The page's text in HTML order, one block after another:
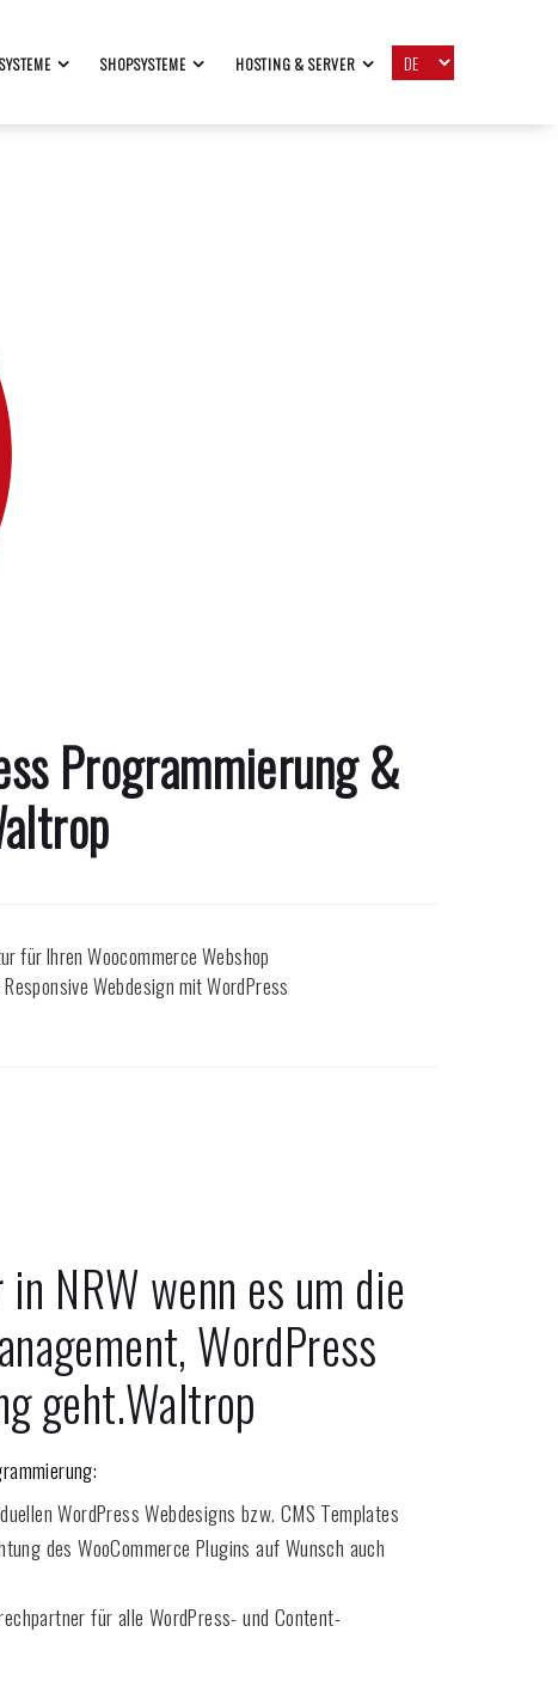
SHOPSYSTEME HOSTING & SERVER
Programmierung &
für Ihren Woocommerce Webshop
Webdesign mit WordPress
NRW wenn es um die
WordPress
geht.Waltrop
WordPress Webdesigns bzw. CMS Templates
des WooCommerce Plugins auf Wunsch auch
für alle WordPress- und Content-